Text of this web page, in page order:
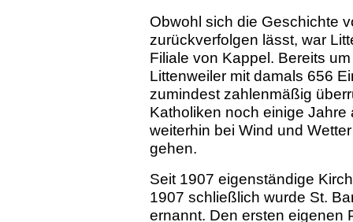
Obwohl sich die Geschichte
zurückverfolgen lässt, war
Filiale von Kappel. Bereits
Littenweiler mit damals 656
zumindest zahlenmäßig
Katholiken noch einige
weiterhin bei Wind und
gehen.
Seit 1907 eigenständige
1907 schließlich wurde St.
ernannt. Den ersten eigenen